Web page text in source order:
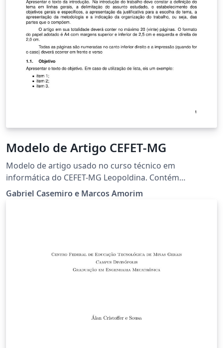
Modelo de Artigo CEFET-MG
Modelo de artigo usado no curso técnico em
informática do CEFET-MG Leopoldina. Contém
instruções a respeito da utilização. Article template
Gabriel Casemiro e Marcos Amorim